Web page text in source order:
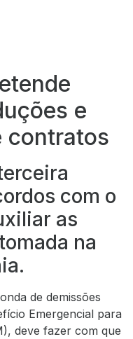
e
contratos
com o
as
na
de demissões
Emergencial para
deve fazer com que